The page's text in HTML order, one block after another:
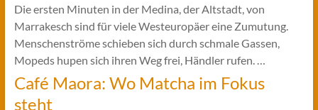
Die ersten Minuten in der Medina, der Altstadt, von
Marrakesch sind für viele Westeuropäer eine Zumutung.
Menschenströme schieben sich durch schmale Gassen,
Mopeds hupen sich ihren Weg frei, Händler rufen. …
Café Maora: Wo Matcha im Fokus
steht